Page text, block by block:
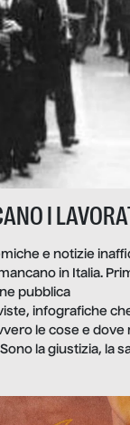
I
e notizie
in Italia.
pubblica
infografiche
le cose e dove
la giustizia, la